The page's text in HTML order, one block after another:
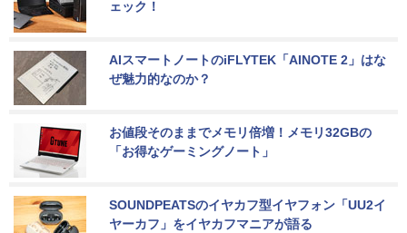
ェック！
AIスマートノートのiFLYTEK「AINOTE 2」はな
ぜ魅力的なのか？
お値段そのままでメモリ倍増！メモリ32GBの
「お得なゲーミングノート」
SOUNDPEATSのイヤカフ型イヤフォン「UU2イ
ヤーカフ」をイヤカフマニアが語る